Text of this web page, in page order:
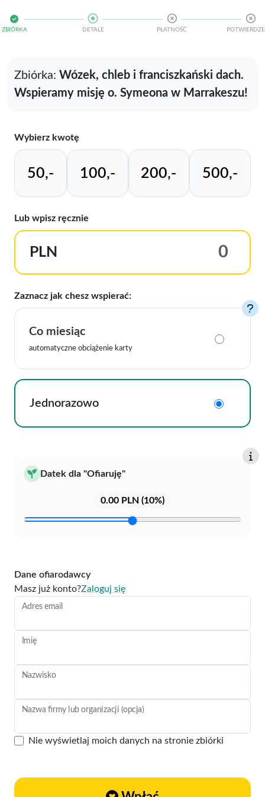
ZBIÓRKA DETALE PŁATNOŚĆ
Zbiórka: Wózek, chleb i franciszkański dach.
Wspieramy misję o. Symeona w Marrakeszu!
Wybierz kwotę
50,- 100,- 200,- 500,-
Lub wpisz ręcznie
PLN
Zaznacz jak chesz wspierać:
Co miesiąc
automatyczne obciążenie karty
Jednorazowo
Datek dla"Ofiaruję"
0.00 PLN (10%)
Dane ofiarodawcy
Masz już konto?Zaloguj się
Adres email
Imię
Nazwisko
Nazwa firmy lub organizacji (opcja)
Nie wyświetlaj moich danych na stronie zbiórki